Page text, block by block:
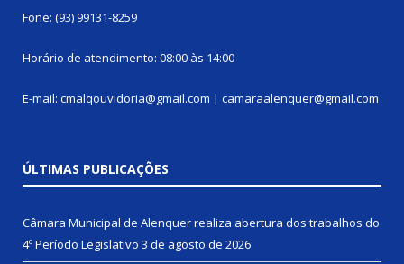
Fone: (93) 99131-8259
Horário de atendimento: 08:00 às 14:00
E-mail: cmalqouvidoria@gmail.com | camaraalenquer@gmail.com
ÚLTIMAS PUBLICAÇÕES
Câmara Municipal de Alenquer realiza abertura dos trabalhos do
4º Período Legislativo 3 de agosto de 2026